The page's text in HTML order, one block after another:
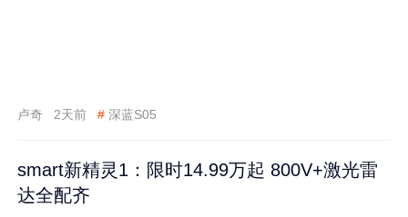
卢奇 2天前 # 深蓝S05
smart新精灵1：限时14.99万起 800V+激光雷
达全配齐